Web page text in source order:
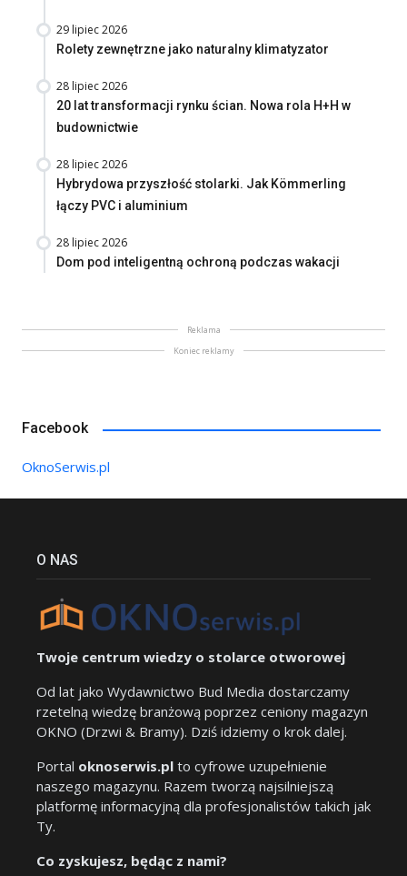
29 lipiec 2026
Rolety zewnętrzne jako naturalny klimatyzator
28 lipiec 2026
20 lat transformacji rynku ścian. Nowa rola H+H w
budownictwie
28 lipiec 2026
Hybrydowa przyszłość stolarki. Jak Kömmerling
łączy PVC i aluminium
28 lipiec 2026
Dom pod inteligentną ochroną podczas wakacji
Reklama
Koniec reklamy
Facebook
OknoSerwis.pl
O NAS
Twoje centrum wiedzy o stolarce otworowej
Od lat jako Wydawnictwo Bud Media dostarczamy
rzetelną wiedzę branżową poprzez ceniony magazyn
OKNO (Drzwi & Bramy). Dziś idziemy o krok dalej.
Portal oknoserwis.pl to cyfrowe uzupełnienie
naszego magazynu. Razem tworzą najsilniejszą
platformę informacyjną dla profesjonalistów takich jak
Ty.
Co zyskujesz, będąc z nami?